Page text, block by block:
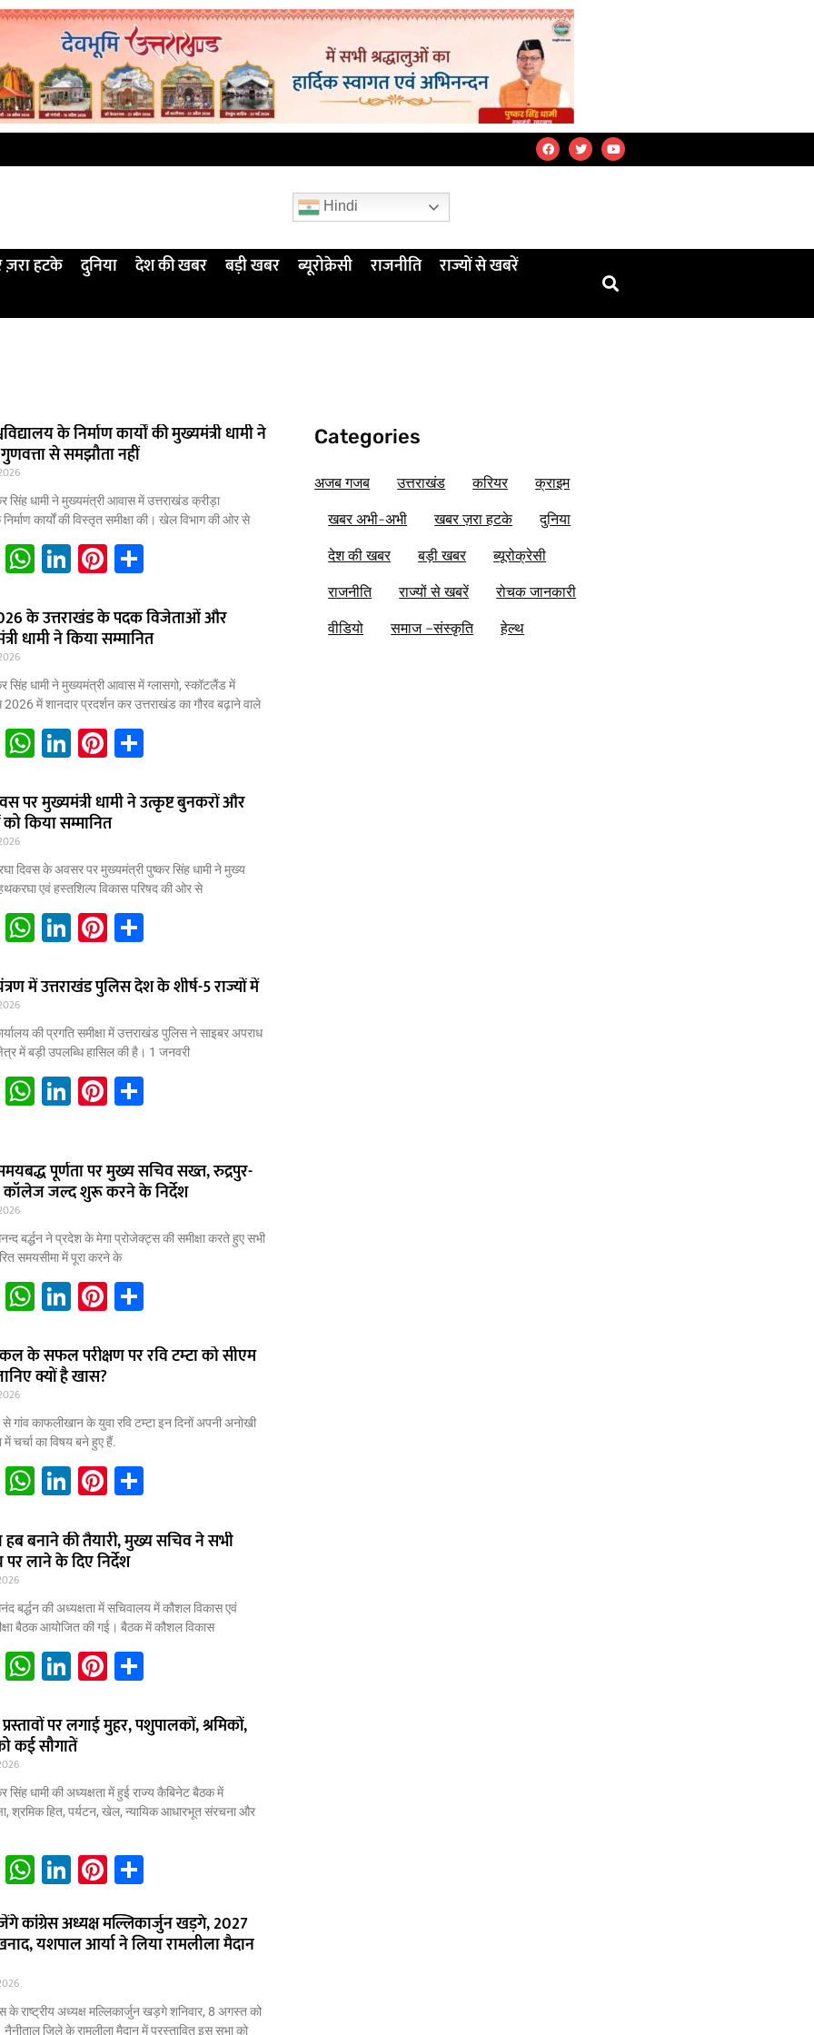
Hindi
हटके दुनिया देश की खबर बड़ी खबर ब्यूरोक्रेसी राजनीति
राज्यों से खबरें
के निर्माण कार्यों की मुख्यमंत्री धामी ने
से समझौता नहीं
सिंह धामी ने मुख्यमंत्री आवास में उत्तराखंड क्रीड़ा
निर्माण कार्यों की विस्तृत समीक्षा की। खेल विभाग की ओर से
W
at
s
A
p
p
Li
k
e
dI
n
Pi
er
e
st
S
ar
e
के उत्तराखंड के पदक विजेताओं और
धामी ने किया सम्मानित
सिंह धामी ने मुख्यमंत्री आवास में ग्लासगो, स्कॉटलैंड में
में शानदार प्रदर्शन कर उत्तराखंड का गौरव बढ़ाने वाले
W
at
s
A
p
p
Li
k
e
dI
n
Pi
er
e
st
S
ar
पर मुख्यमंत्री धामी ने उत्कृष्ट बुनकरों और
किया सम्मानित
दिवस के अवसर पर मुख्यमंत्री पुष्कर सिंह धामी ने मुख्य
एवं हस्तशिल्प विकास परिषद की ओर से
W
at
A
p
p
Li
k
dI
n
Pi
er
st
S
ar
में उत्तराखंड पुलिस देश के शीर्ष-5 राज्यों में
की प्रगति समीक्षा में उत्तराखंड पुलिस ने साइबर अपराध
में बड़ी उपलब्धि हासिल की है। 1 जनवरी
W
s
A
p
p
Li
e
dI
n
Pi
e
st
S
e
पूर्णता पर मुख्य सचिव सख्त, रुद्रपुर-
कॉलेज जल्द शुरू करने के निर्देश
बर्द्धन ने प्रदेश के मेगा प्रोजेक्ट्स की समीक्षा करते हुए सभी
समयसीमा में पूरा करने के
W
at
s
A
p
p
Li
k
e
dI
n
Pi
er
e
st
S
ar
के सफल परीक्षण पर रवि टम्टा को सीएम
क्यों है खास?
गांव काफलीखान के युवा रवि टम्टा इन दिनों अपनी अनोखी
चर्चा का विषय बने हुए हैं.
W
at
s
A
p
p
Li
k
e
dI
n
Pi
er
e
st
S
ar
हब बनाने की तैयारी, मुख्य सचिव ने सभी
लाने के दिए निर्देश
बर्द्धन की अध्यक्षता में सचिवालय में कौशल विकास एवं
बैठक आयोजित की गई। बैठक में कौशल विकास
W
at
s
A
p
Li
k
e
dI
n
Pi
er
st
S
ar
पर लगाई मुहर, पशुपालकों, श्रमिकों,
कई सौगातें
सिंह धामी की अध्यक्षता में हुई राज्य कैबिनेट बैठक में
श्रमिक हित, पर्यटन, खेल, न्यायिक आधारभूत संरचना और
W
at
s
p
Li
k
e
n
Pi
er
e
S
ar
e
कांग्रेस अध्यक्ष मल्लिकार्जुन खड़गे, 2027
यशपाल आर्या ने लिया रामलीला मैदान
के राष्ट्रीय अध्यक्ष मल्लिकार्जुन खड़गे शनिवार, 8 अगस्त को
जिले के रामलीला मैदान में प्रस्तावित इस सभा को
Categories
अजब गजब उत्तराखंड करियर क्राइम
खबर अभी-अभी खबर ज़रा हटके दुनिया
देश की खबर बड़ी खबर ब्यूरोक्रेसी
राजनीति राज्यों से खबरें रोचक जानकारी
वीडियो समाज –संस्कृति हेल्थ